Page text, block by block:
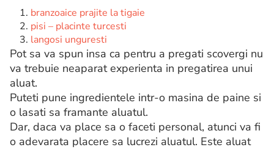
branzoaice prajite la tigaie
pisi – placinte turcesti
langosi unguresti
Pot sa va spun insa ca pentru a pregati scovergi nu
va trebuie neaparat experienta in pregatirea unui
aluat.
Puteti pune ingredientele intr-o masina de paine si
o lasati sa framante aluatul.
Dar, daca va place sa o faceti personal, atunci va fi
o adevarata placere sa lucrezi aluatul. Este aluat